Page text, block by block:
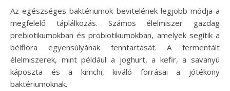
Az egészséges baktériumok bevitelének legjobb módja a
megfelelő táplálkozás. Számos élelmiszer gazdag
prebiotikumokban és probiotikumokban, amelyek segítik a
bélflóra egyensúlyának fenntartását. A fermentált
élelmiszerek, mint például a joghurt, a kefir, a savanyú
káposzta és a kimchi, kiváló forrásai a jótékony
baktériumoknak.